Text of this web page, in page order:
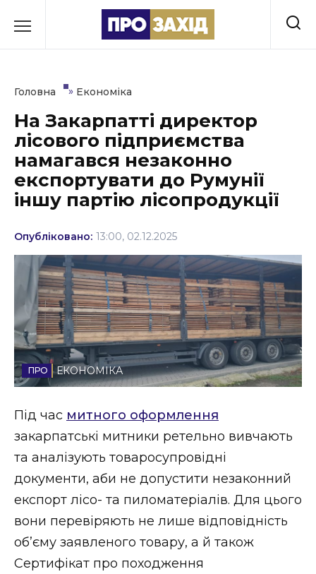
до
Культура
Освіта
Події
Політика
Соціум
Спорт
Стиль життя
Втрачений Ужгород
ЗАКАРПАТСЬКІ НОВИНИ
НОВИНИ ЗАХІДНОЇ УКРАЇНИ
Головна » Економіка
На Закарпатті директор
лісового підприємства
намагався незаконно
експортувати до Румунії
іншу партію лісопродукції
Опубліковано: 13:00, 02.12.2025
ЕКОНОМІКА
Під час митного оформлення
закарпатські митники ретельно вивчають
та аналізують товаросупровідні
документи, аби не допустити незаконний
експорт лісо- та пиломатеріалів. Для цього
вони перевіряють не лише відповідність
об’єму заявленого товару, а й також
Сертифікат про походження